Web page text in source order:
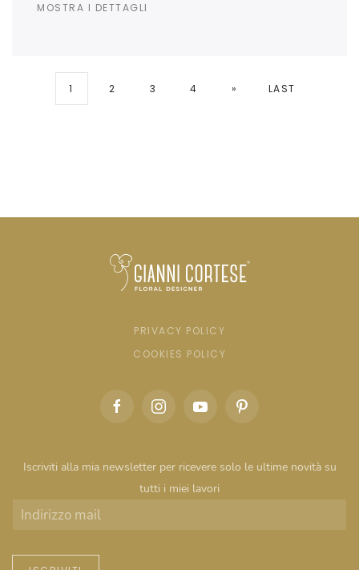
MOSTRA I DETTAGLI
1 2 3 4 » LAST
PRIVACY POLICY
COOKIES POLICY
Iscriviti alla mia newsletter per ricevere solo le ultime novità su
tutti i miei lavori